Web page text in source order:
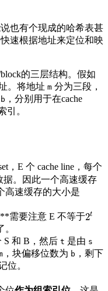
也有个现成的哈希表甚
速根据地址来定位和映
block的三层结构。假如
。将地址 m 分为三段，
b ，分别用于在cache
引。
，E 个 cache line，每个
据。因此一个高速缓存
高速缓存的大小是
需要注意 E 不等于2t
2t
S 和 B，然后 t 是由 s
，块偏移位数为 b ，剩下
位。